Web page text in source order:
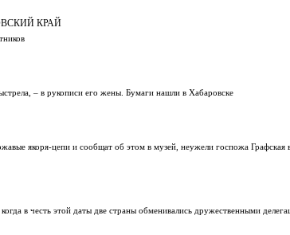
КРАЙ
– в рукописи его жены. Бумаги нашли в Хабаровске
якоря-цепи и сообщат об этом в музей, неужели госпожа Графская
в честь этой даты две страны обменивались дружественными